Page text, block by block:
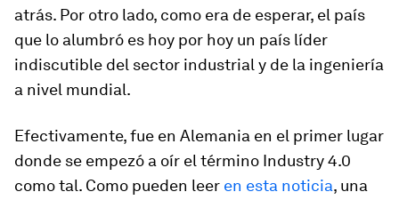
atrás. Por otro lado, como era de esperar, el país
que lo alumbró es hoy por hoy un país líder
indiscutible del sector industrial y de la ingeniería
a nivel mundial.
Efectivamente, fue en Alemania en el primer lugar
donde se empezó a oír el término Industry 4.0
como tal. Como pueden leer en esta noticia, una